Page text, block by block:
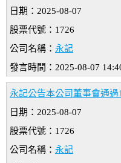
日期：2025-08-07
股票代號：1726
公司名稱： 永記
發言時間：2025-08-07
永記公告本公司董事會通
日期：2025-08-07
股票代號：1726
公司名稱： 永記